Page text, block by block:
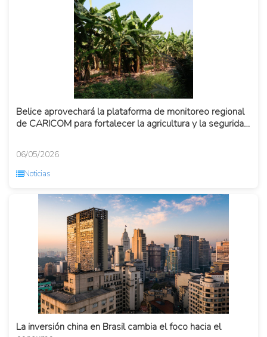
Belice aprovechará la plataforma de monitoreo regional
de CARICOM para fortalecer la agricultura y la seguridad
06/05/2026
Noticias
La inversión china en Brasil cambia el foco hacia el